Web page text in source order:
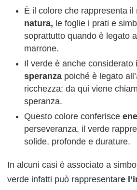
È il colore che rappresenta il
natura, le foglie i prati e
soprattutto quando è legato
marrone.
Il verde è anche considerato
speranza poiché è legato
ricchezza: da qui viene
speranza.
Questo colore conferisce
perseveranza, il verde
solide, profonde e durature.
In alcuni casi è associato a
verde infatti può rappresentare